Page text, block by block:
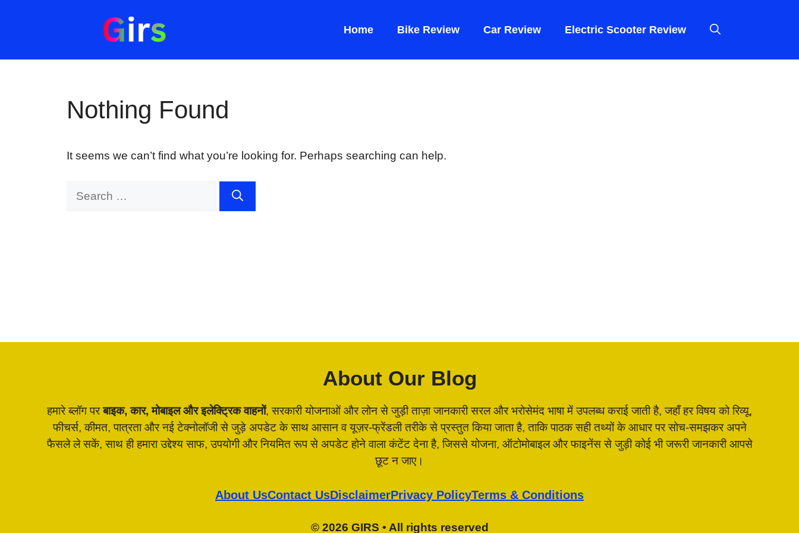
Home Bike Review Car Review Electric Scooter Review
Nothing Found
It seems we can’t find what you’re looking for. Perhaps searching can help.
About Our Blog
हमारे ब्लॉग परबाइक, कार, मोबाइल और इलेक्ट्रिक वाहनों, सरकारी योजनाओं और लोन से जुड़ी ताज़ा जानकारी सरल और भरोसेमंद भाषा में उपलब्ध कराई जाती है, जहाँ हर विषय को रिव्यू,
फीचर्स, कीमत, पात्रता और नई टेक्नोलॉजी से जुड़े अपडेट के साथ आसान व यूज़र-फ्रेंडली तरीके से प्रस्तुत किया जाता है, ताकि पाठक सही तथ्यों के आधार पर सोच-समझकर अपने
फैसले ले सकें, साथ ही हमारा उद्देश्य साफ, उपयोगी और नियमित रूप से अपडेट होने वाला कंटेंट देना है, जिससे योजना, ऑटोमोबाइल और फाइनेंस से जुड़ी कोई भी जरूरी जानकारी आपसे
छूट न जाए।
About UsContact UsDisclaimerPrivacy PolicyTerms & Conditions
© 2026 GIRS • All rights reserved